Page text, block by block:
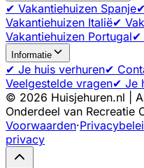
✔ Vakantiehuizen Spanje
Vakantiehuizen Italië✔
Vakantiehuizen Portugal✔
Informatie
✔ Je huis verhuren✔
Veelgestelde vragen✔ Je
© 2026 Huisjehuren.nl |
Onderdeel van Recreatie
Voorwaarden·
privacy